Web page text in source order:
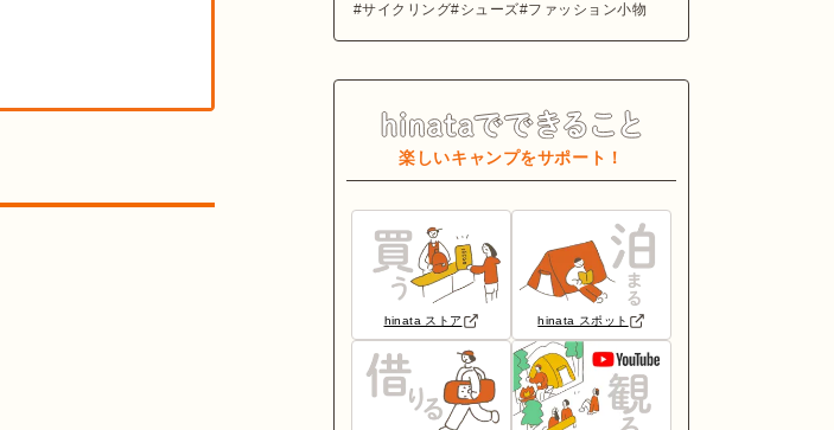
サイクリング シューズ ファッション小物
楽しいキャンプをサポート！
hinata ストア hinata スポット